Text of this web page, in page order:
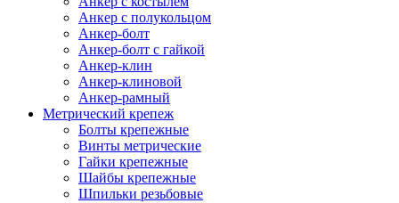
Анкер с полукольцом
Анкер-болт
Анкер-болт с гайкой
Анкер-клин
Анкер-клиновой
Анкер-рамный
Метрический крепеж
Болты крепежные
Винты метрические
Гайки крепежные
Шайбы крепежные
Шпильки резьбовые